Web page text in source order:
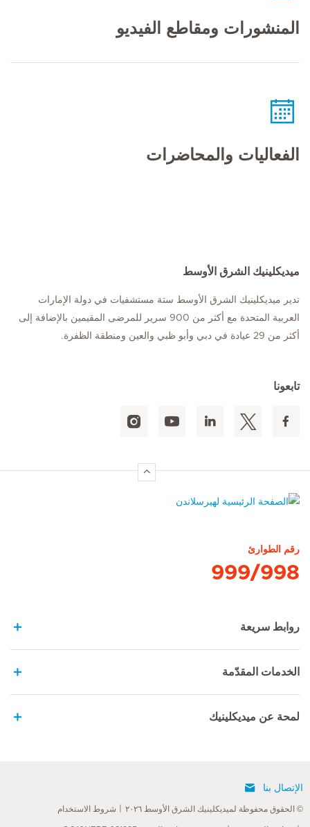
المنشورات ومقاطع الفيديو
الفعاليات والمحاضرات
ميديكلينيك الشرق الأوسط
تدير ميديكلينيك الشرق الأوسط ستة مستشفيات في دولة الإمارات
العربية المتحدة مع أكثر من 900 سرير للمرضى المقيمين بالإضافة إلى
أكثر من 29 عيادة في دبي وأبو ظبي والعين ومنطقة الظفرة.
تابعونا
رقم الطوارئ
999/998
روابط سريعة
الخدمات المقدّمة
لمحة عن ميديكلينيك
الإتصال بنا
© الحقوق محفوظة لميديكلينيك الشرق الأوسط ٢٠٢٦ شروط الاستخدام